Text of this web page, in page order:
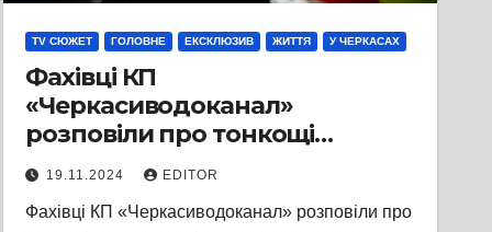
TV СЮЖЕТ ГОЛОВНЕ ЕКСКЛЮЗИВ ЖИТТЯ У ЧЕРКАСАХ
Фахівці КП
«Черкасиводоканал»
розповіли про тонкощі
догляду за лічильниками та
їхньої повірки
19.11.2024 EDITOR
Фахівці КП «Черкасиводоканал» розповіли про